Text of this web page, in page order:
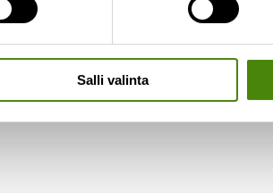
Salli valinta
Syksyn lähestyessä ampiaiset
alkaa olla niukkaa. Kiukkuiset
tyhjentäjällekin. Kiinteistönhaltijana
Lue lisää »